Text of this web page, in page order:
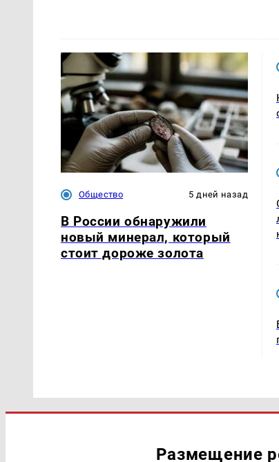
Общество 5 дней назад
В России обнаружили
новый минерал, который
стоит дороже золота
Размещение